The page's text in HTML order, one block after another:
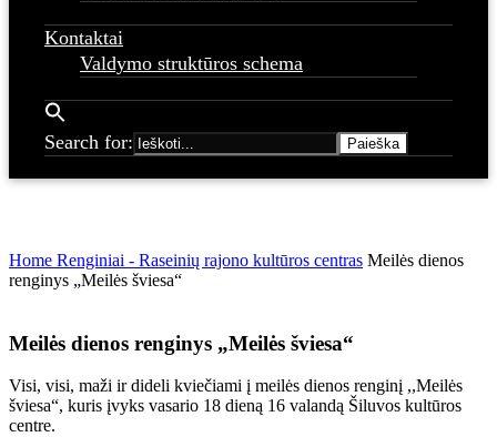
Kontaktai
Valdymo struktūros schema
Search for:
Home Renginiai - Raseinių rajono kultūros centras Meilės dienos
renginys „Meilės šviesa“
Meilės dienos renginys „Meilės šviesa“
Visi, visi, maži ir dideli kviečiami į meilės dienos renginį ,,Meilės
šviesa“, kuris įvyks vasario 18 dieną 16 valandą Šiluvos kultūros
centre.